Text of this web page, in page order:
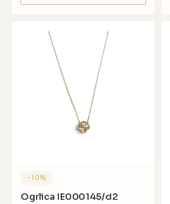
−10%
Ogrlica IE000145/d2